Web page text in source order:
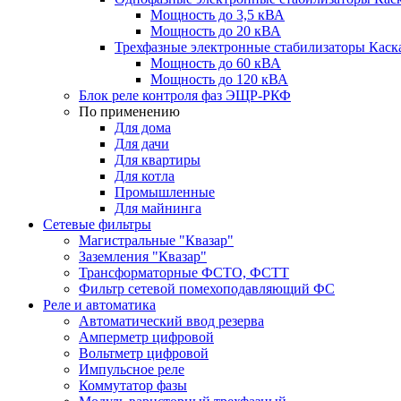
Мощность до 3,5 кВА
Мощность до 20 кВА
Трехфазные электронные стабилизаторы
Мощность до 60 кВА
Мощность до 120 кВА
Блок реле контроля фаз ЭЩР-РКФ
По применению
Для дома
Для дачи
Для квартиры
Для котла
Промышленные
Для майнинга
Сетевые фильтры
Магистральные "Квазар"
Заземления "Квазар"
Трансформаторные ФСТО, ФСТТ
Фильтр сетевой помехоподавляющий ФС
Реле и автоматика
Автоматический ввод резерва
Амперметр цифровой
Вольтметр цифровой
Импульсное реле
Коммутатор фазы